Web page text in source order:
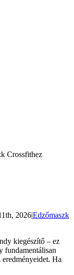
2026|Edzőmaszk
kiegészítő – ez
fundamentálisan
eredményeidet. Ha